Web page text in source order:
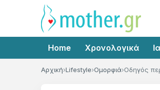
Home Χρονολογικά
Αρχική Lifestyle Ομορφιά Οδηγός